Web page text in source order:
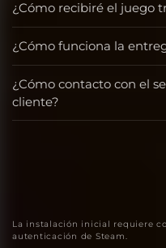
¿Cómo recibiré el juego
¿Cómo funciona la
¿Cómo contacto con el
cliente?
La instalación inicial requiere
autenticación de Steam.